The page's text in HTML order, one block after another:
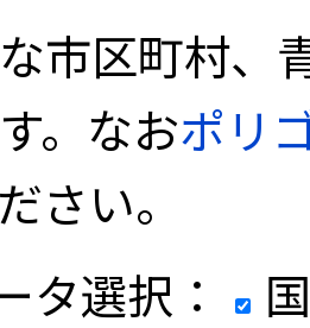
市区町村、
。なおポリ
さい。
タ選択：